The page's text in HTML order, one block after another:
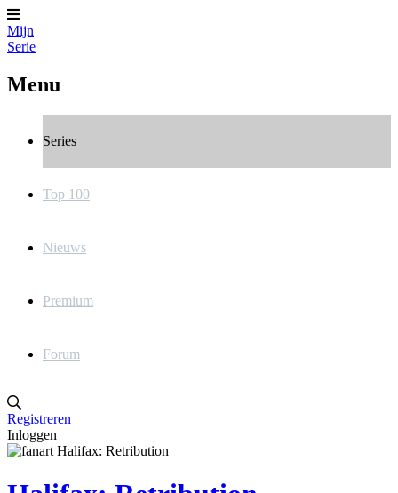
Mijn
Serie
Menu
Series
Top 100
Nieuws
Premium
Forum
Registreren
Inloggen